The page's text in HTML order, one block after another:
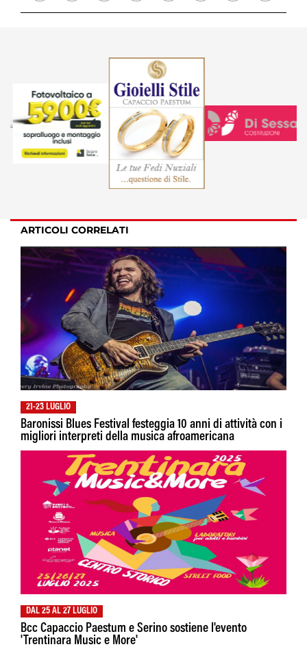
ARTICOLI CORRELATI
21-23 LUGLIO
Baronissi Blues Festival festeggia 10 anni di attività con i
migliori interpreti della musica afroamericana
DAL 25 AL 27 LUGLIO
Bcc Capaccio Paestum e Serino sostiene l'evento
'Trentinara Music e More'